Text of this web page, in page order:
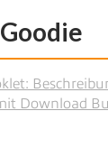
Goodie